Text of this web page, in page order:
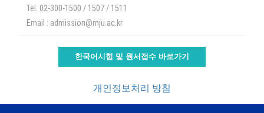
Tel. 02-300-1500 / 1507 / 1511
Email : admission@mju.ac.kr
한국어시험 및 원서접수 바로가기
개인정보처리 방침